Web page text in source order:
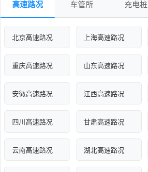
高速路况 车管所 充电桩
北京高速路况 上海高速路况
重庆高速路况 山东高速路况
安徽高速路况 江西高速路况
四川高速路况 甘肃高速路况
云南高速路况 湖北高速路况